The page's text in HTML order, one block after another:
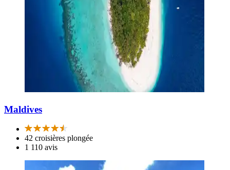
Maldives
42 croisières plongée
1 110 avis